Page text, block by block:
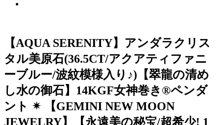
【AQUA SERENITY】アンダラクリス
タル美原石(36.5CT/アクアティファニ
ーブルー/波紋模様入り♪)【翠龍の清め
し水の御石】14KGF女神巻き®︎ペンダ
ント ✴︎ 【GEMINI NEW MOON
JEWELRY】【永遠美の秘宝/超希少! 1